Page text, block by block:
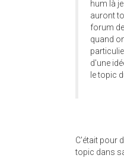
hum là
auront
forum
quand
d'une
le topic
C'était pour
topic dans